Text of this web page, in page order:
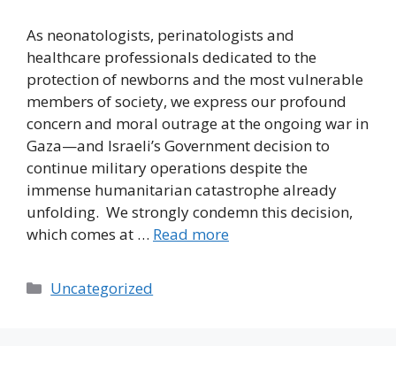
As neonatologists, perinatologists and
healthcare professionals dedicated to the
protection of newborns and the most vulnerable
members of society, we express our profound
concern and moral outrage at the ongoing war in
Gaza—and Israeli’s Government decision to
continue military operations despite the
immense humanitarian catastrophe already
unfolding. We strongly condemn this decision,
which comes at … Read more
Categories
Uncategorized